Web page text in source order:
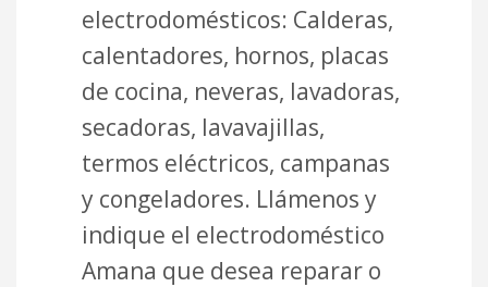
electrodomésticos: Calderas,
calentadores, hornos, placas
de cocina, neveras, lavadoras,
secadoras, lavavajillas,
termos eléctricos, campanas
y congeladores. Llámenos y
indique el electrodoméstico
Amana que desea reparar o